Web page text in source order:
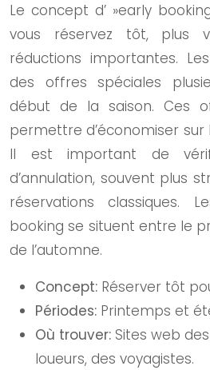
Le concept d’ »early
vous réservez tôt, plus
réductions importantes.
des offres spéciales
début de la saison. Ces
permettre d’économiser sur
Il est important de
d’annulation, souvent plus
réservations classiques.
booking se situent entre le
de l’automne.
Concept: Réserver tôt
Périodes: Printemps et
Où trouver: Sites web
loueurs, des voyagistes.